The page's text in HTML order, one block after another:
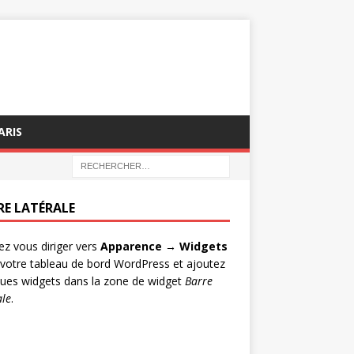
LATÉRALE
vous diriger vers Apparence → Widgets
tableau de bord WordPress et ajoutez
widgets dans la zone de widget Barre
.